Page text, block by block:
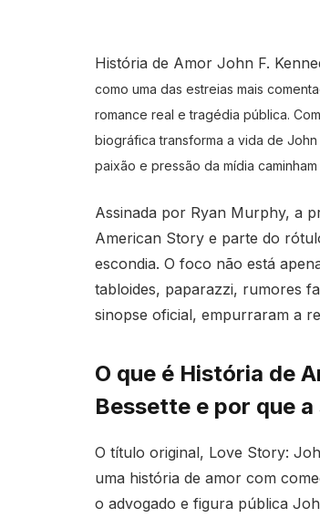
História de Amor John F.
como uma das estreias mais
romance real e tragédia pública.
biográfica transforma a vida de
paixão e pressão da mídia
Assinada por Ryan Murphy, a
American Story e parte do
escondia. O foco não está
tabloides, paparazzi, rumores
sinopse oficial, empurraram a
O que é História de
Bessette e por que
O título original, Love Story:
uma história de amor com
o advogado e figura pública